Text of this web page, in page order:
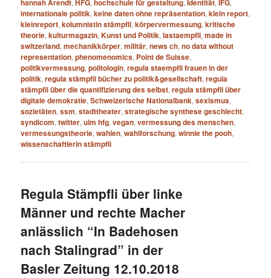
hannah Arendt HFG hochschule für gestaltung Identität IFG
internationale politik,keine daten ohne repräsentation,klein report,
kleinreport,kolumnistin stämpfli,körpervermessung,kritische
theorie,kulturmagazin,Kunst und Politik,lastaempfli,made in
switzerland,mechanikkörper,militär,news ch,no data without
representation,phenomenomics, Point de Suisse,
politikvermessung,politologin,regula staempfli frauen in der
politik,regula stämpfli bücher zu politik&gesellschaft,regula
stämpfli über die quantifizierung des selbst,regula stämpfli über
digitale demokratie,Schweizerische Nationalbank,sexismus,
sozietäten,ssm,stadttheater,strategische synthese geschlecht,
syndicom,twitter,ulm hfg,vegan,vermessung des menschen,
vermessungstheorie,wahlen,wahlforschung,winnie the pooh,
wissenschaftlerin stämpfli
Regula Stämpfli über linke
Männer und rechte Macher
anlässlich “In Badehosen
nach Stalingrad” in der
Basler Zeitung 12.10.2018